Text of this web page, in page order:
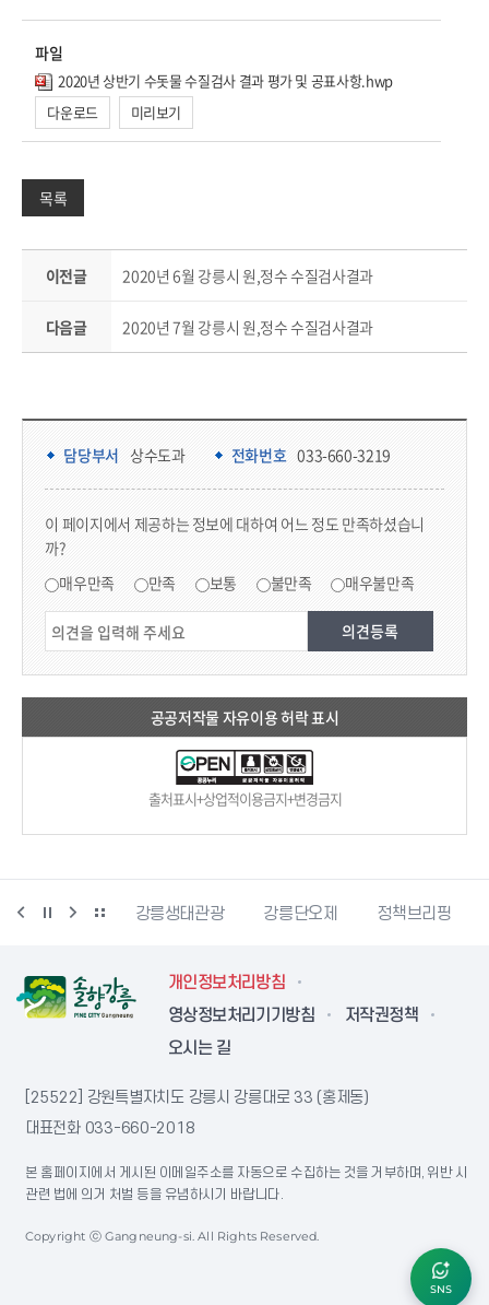
파일
2020년 상반기 수돗물 수질검사 결과 평가 및 공표사항.hwp
다운로드
미리보기
목록
이전글 2020년 6월 강릉시 원,정수 수질검사결과
다음글 2020년 7월 강릉시 원,정수 수질검사결과
담당부서 정보 & 컨텐츠 만족도 조사 & 공공저작물 자유이용 허락 표시
담당부서 상수도과 전화번호 033-660-3219
이 페이지에서 제공하는 정보에 대하여 어느 정도 만족하셨습니
까?
매우만족 만족 보통 불만족 매우불만족
공공저작물 자유이용 허락 표시
출처표시+상업적이용금지+변경금지
동물사랑센터 강릉생태관광 강릉단오제 정책브리핑
개인정보처리방침
영상정보처리기기방침
저작권정책
오시는 길
[25522] 강원특별자치도 강릉시 강릉대로 33 (홍제동)
대표전화 033-660-2018
본 홈페이지에서 게시된 이메일주소를 자동으로 수집하는 것을 거부하며, 위반 시
관련 법에 의거 처벌 등을 유념하시기 바랍니다.
Copyright ⓒ Gangneung-si. All Rights Reserved.
SNS